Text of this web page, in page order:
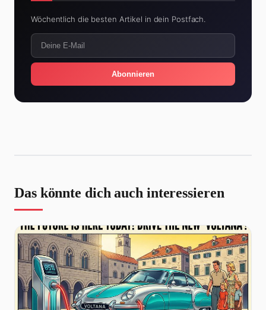
Wöchentlich die besten Artikel in dein Postfach.
Abonnieren
Das könnte dich auch interessieren